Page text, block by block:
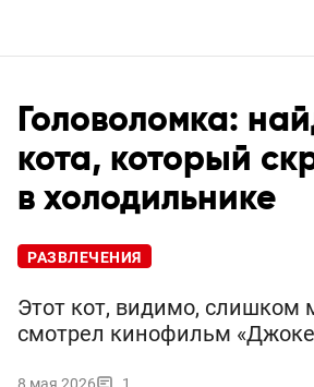
Головоломка:
кота, который
в холодильнике
РАЗВЛЕЧЕНИЯ
Этот кот, видимо, слишком
смотрел кинофильм